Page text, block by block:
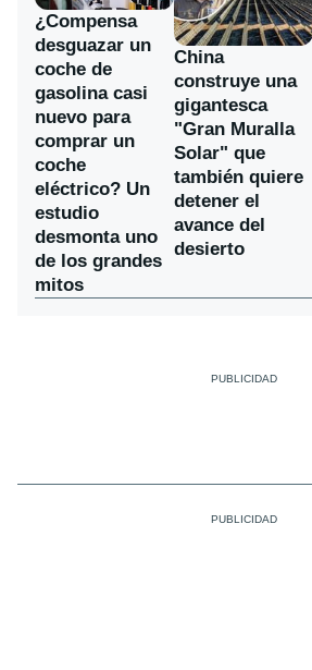
¿Compensa
desguazar un
coche de
gasolina casi
nuevo para
comprar un
coche
eléctrico? Un
estudio
desmonta uno
de los grandes
mitos
China
construye una
gigantesca
"Gran Muralla
Solar" que
también quiere
detener el
avance del
desierto